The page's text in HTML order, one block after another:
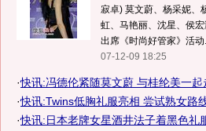
寂卓) 莫文蔚、杨采妮、
虹、马艳丽、沈星、侯
出席《时尚好管家》活动
07-12-09 18:25
·快讯:冯德伦紧随莫文蔚 与桂纶美一起
·快讯:Twins低胸礼服亮相 尝试熟女路
·快讯:日本老牌女星酒井法子着黑色礼